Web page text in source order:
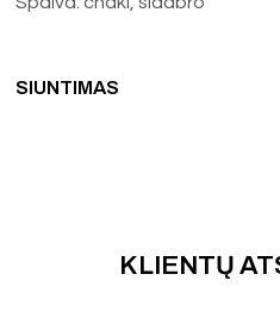
SIUNTIMAS
KLIENTŲ